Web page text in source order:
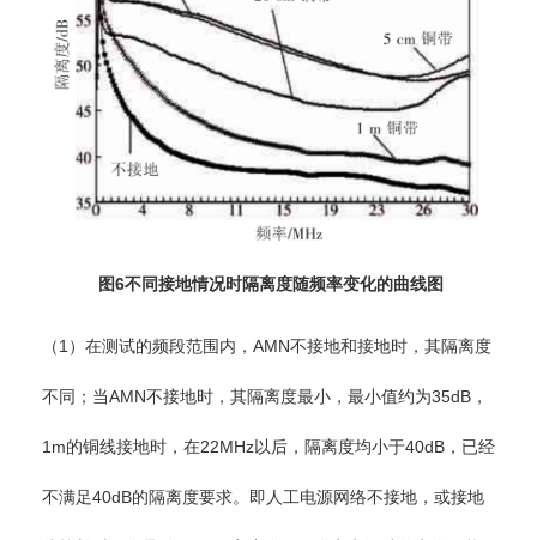
图6不同接地情况时隔离度随频率变化的曲线图
（1）在测试的频段范围内，AMN不接地和接地时，其隔离度
不同；当AMN不接地时，其隔离度最小，最小值约为35dB，
1m的铜线接地时，在22MHz以后，隔离度均小于40dB，已经
不满足40dB的隔离度要求。即人工电源网络不接地，或接地